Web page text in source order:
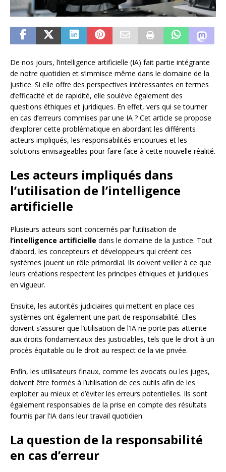
De nos jours, l’intelligence artificielle (IA) fait partie intégrante
de notre quotidien et s’immisce même dans le domaine de la
justice. Si elle offre des perspectives intéressantes en termes
d’efficacité et de rapidité, elle soulève également des
questions éthiques et juridiques. En effet, vers qui se tourner
en cas d’erreurs commises par une IA ? Cet article se propose
d’explorer cette problématique en abordant les différents
acteurs impliqués, les responsabilités encourues et les
solutions envisageables pour faire face à cette nouvelle réalité.
Les acteurs impliqués dans
l’utilisation de l’intelligence
artificielle
Plusieurs acteurs sont concernés par l’utilisation de
l’intelligence artificielle dans le domaine de la justice. Tout
d’abord, les concepteurs et développeurs qui créent ces
systèmes jouent un rôle primordial. Ils doivent veiller à ce que
leurs créations respectent les principes éthiques et juridiques
en vigueur.
Ensuite, les autorités judiciaires qui mettent en place ces
systèmes ont également une part de responsabilité. Elles
doivent s’assurer que l’utilisation de l’IA ne porte pas atteinte
aux droits fondamentaux des justiciables, tels que le droit à un
procès équitable ou le droit au respect de la vie privée.
Enfin, les utilisateurs finaux, comme les avocats ou les juges,
doivent être formés à l’utilisation de ces outils afin de les
exploiter au mieux et d’éviter les erreurs potentielles. Ils sont
également responsables de la prise en compte des résultats
fournis par l’IA dans leur travail quotidien.
La question de la responsabilité
en cas d’erreur